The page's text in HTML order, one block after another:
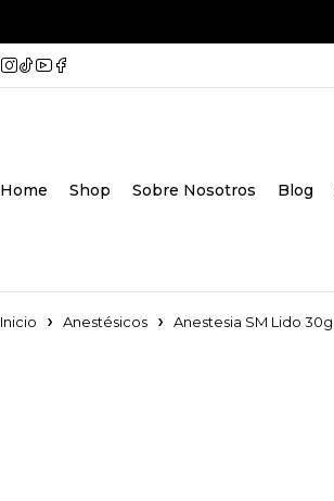
Home Shop Sobre Nosotros Blog
Inicio Anestésicos Anestesia SM Lido 30g